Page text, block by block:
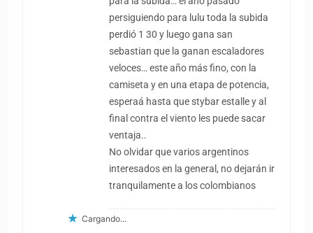
persiguiendo para lulu toda la subida
perdió 1 30 y luego gana san
sebastian que la ganan escaladores
veloces… este año más fino, con la
camiseta y en una etapa de potencia,
esperaá hasta que stybar estalle y al
final contra el viento les puede sacar
ventaja..
No olvidar que varios argentinos
interesados en la general, no dejarán ir
tranquilamente a los colombianos
Cargando...